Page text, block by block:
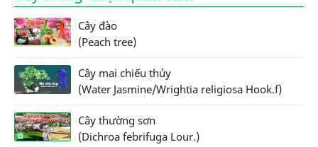
Cây đào
(Peach tree)
Cây mai chiếu thủy
(Water Jasmine/Wrightia religiosa Hook.f)
Cây thường sơn
(Dichroa febrifuga Lour.)